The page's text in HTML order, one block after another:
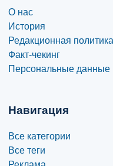
О нас
История
Редакционная политика
Факт-чекинг
Персональные данные
Навигация
Все категории
Все теги